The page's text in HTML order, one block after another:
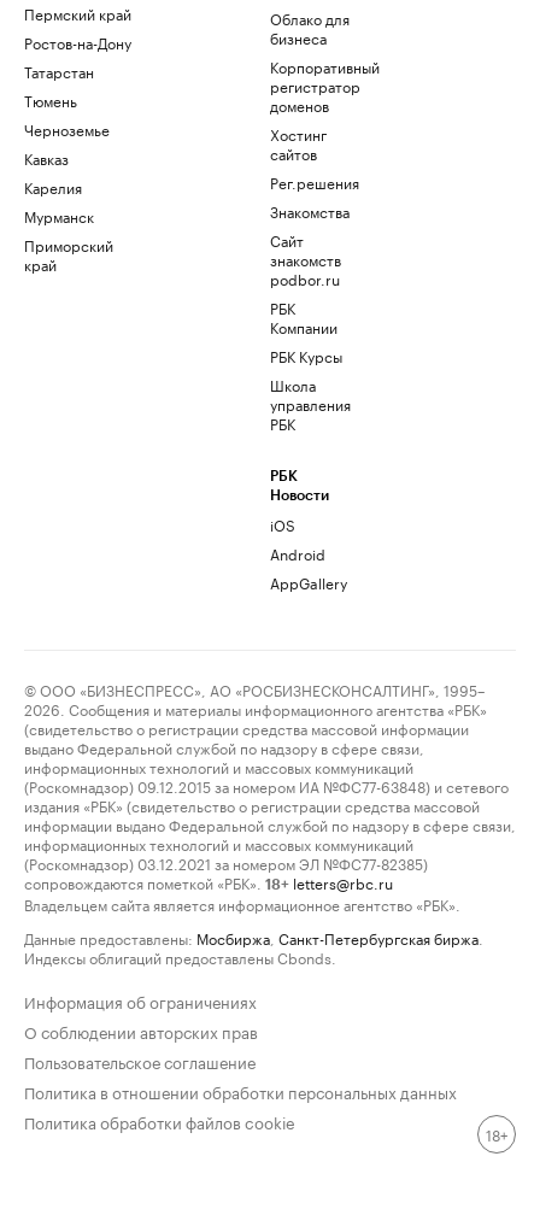
Пермский край
Ростов-на-Дону
Татарстан
Тюмень
Черноземье
Кавказ
Карелия
Мурманск
Приморский
край
Облако для
бизнеса
Корпоративный
регистратор
доменов
Хостинг
сайтов
Рег.решения
Знакомства
Сайт
знакомств
podbor.ru
РБК
Компании
РБК Курсы
Школа
управления
РБК
РБК
Новости
iOS
Android
AppGallery
© ООО «БИЗНЕСПРЕСС», АО «РОСБИЗНЕСКОНСАЛТИНГ», 1995–
2026. Сообщения и материалы информационного агентства «РБК»
(свидетельство о регистрации средства массовой информации
выдано Федеральной службой по надзору в сфере связи,
информационных технологий и массовых коммуникаций
(Роскомнадзор) 09.12.2015 за номером ИА №ФС77-63848) и сетевого
издания «РБК» (свидетельство о регистрации средства массовой
информации выдано Федеральной службой по надзору в сфере связи,
информационных технологий и массовых коммуникаций
(Роскомнадзор) 03.12.2021 за номером ЭЛ №ФС77-82385)
сопровождаются пометкой «РБК».
18+ letters@rbc.ru
Владельцем сайта является информационное агентство «РБК».
Данные предоставлены: Мосбиржа Санкт-Петербургская биржа
Индексы облигаций предоставлены Cbonds.
Информация об ограничениях
О соблюдении авторских прав
Пользовательское соглашение
Политика в отношении обработки персональных данных
Политика обработки файлов cookie
18+